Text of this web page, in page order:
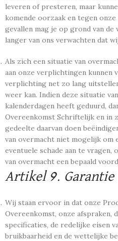
leveren of presteren, maar
komende oorzaak en tegen
gevallen mag je op grond van
langer van ons verwachten dat
Als zich een situatie van
aan onze verplichtingen kunnen
verplichting net zo lang
weer kan. Indien deze situatie
kalenderdagen heeft geduurd,
Overeenkomst Schriftelijk en in
gedeelte daarvan doen
van overmacht niet mogelijk om
eventuele schade aan te
van overmacht een bepaald
Artikel 9. Garantie
Wij staan ervoor in dat onze
Overeenkomst, onze afspraken,
specificaties, de redelijke eisen
bruikbaarheid en de wettelijke